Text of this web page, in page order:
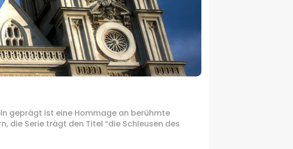
geprägt ist eine Hommage an berühmte
die Serie trägt den Titel “die Schleusen des